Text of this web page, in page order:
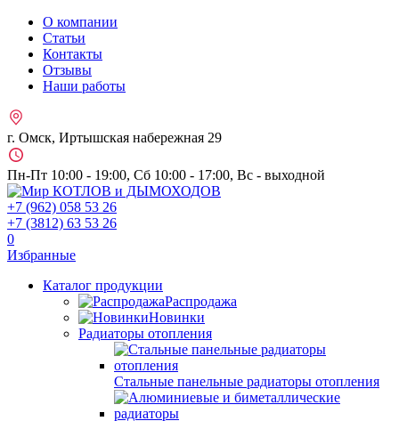
О компании
Статьи
Контакты
Отзывы
Наши работы
г. Омск, Иртышская набережная 29
Пн-Пт 10:00 - 19:00, Сб 10:00 - 17:00, Вс - выходной
+7 (962) 058 53 26
+7 (3812) 63 53 26
0
Избранные
Каталог продукции
Распродажа
Новинки
Радиаторы отопления
Стальные панельные радиаторы отопления